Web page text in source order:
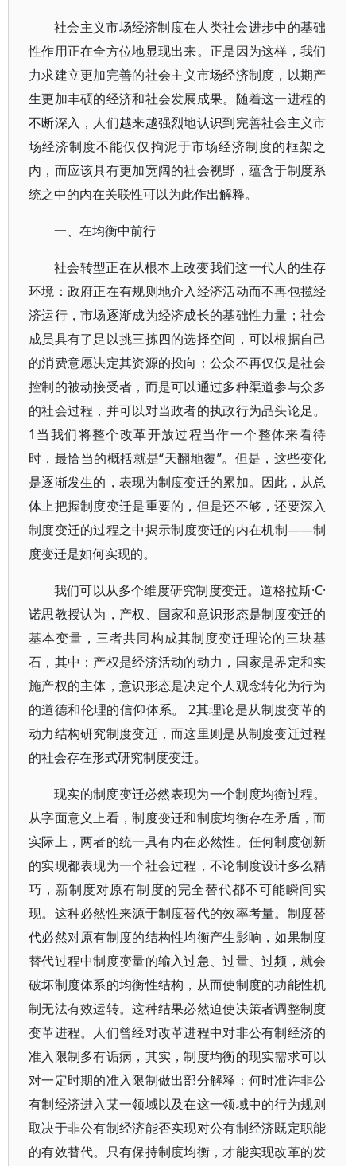
社会主义市场经济制度在人类社会进步中的基础
性作用正在全方位地显现出来。正是因为这样，我们
力求建立更加完善的社会主义市场经济制度，以期产
生更加丰硕的经济和社会发展成果。随着这一进程的
不断深入，人们越来越强烈地认识到完善社会主义市
场经济制度不能仅仅拘泥于市场经济制度的框架之
内，而应该具有更加宽阔的社会视野，蕴含于制度系
统之中的内在关联性可以为此作出解释。
一、在均衡中前行
社会转型正在从根本上改变我们这一代人的生存
环境：政府正在有规则地介入经济活动而不再包揽经
济运行，市场逐渐成为经济成长的基础性力量；社会
成员具有了足以挑三拣四的选择空间，可以根据自己
的消费意愿决定其资源的投向；公众不再仅仅是社会
控制的被动接受者，而是可以通过多种渠道参与众多
的社会过程，并可以对当政者的执政行为品头论足。
1当我们将整个改革开放过程当作一个整体来看待
时，最恰当的概括就是“天翻地覆”。但是，这些变化
是逐渐发生的，表现为制度变迁的累加。因此，从总
体上把握制度变迁是重要的，但是还不够，还要深入
制度变迁的过程之中揭示制度变迁的内在机制——制
度变迁是如何实现的。
我们可以从多个维度研究制度变迁。道格拉斯·C·
诺思教授认为，产权、国家和意识形态是制度变迁的
基本变量，三者共同构成其制度变迁理论的三块基
石，其中：产权是经济活动的动力，国家是界定和实
施产权的主体，意识形态是决定个人观念转化为行为
的道德和伦理的信仰体系。 2其理论是从制度变革的
动力结构研究制度变迁，而这里则是从制度变迁过程
的社会存在形式研究制度变迁。
现实的制度变迁必然表现为一个制度均衡过程。
从字面意义上看，制度变迁和制度均衡存在矛盾，而
实际上，两者的统一具有内在必然性。任何制度创新
的实现都表现为一个社会过程，不论制度设计多么精
巧，新制度对原有制度的完全替代都不可能瞬间实
现。这种必然性来源于制度替代的效率考量。制度替
代必然对原有制度的结构性均衡产生影响，如果制度
替代过程中制度变量的输入过急、过量、过频，就会
破坏制度体系的均衡性结构，从而使制度的功能性机
制无法有效运转。这种结果必然迫使决策者调整制度
变革进程。人们曾经对改革进程中对非公有制经济的
准入限制多有诟病，其实，制度均衡的现实需求可以
对一定时期的准入限制做出部分解释：何时准许非公
有制经济进入某一领域以及在这一领域中的行为规则
取决于非公有制经济能否实现对公有制经济既定职能
的有效替代。只有保持制度均衡，才能实现改革的发